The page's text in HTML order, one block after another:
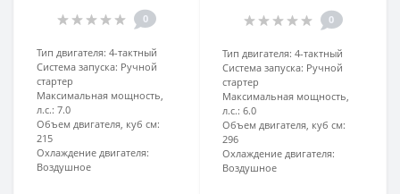
0
Тип двигателя: 4-тактный
Система запуска: Ручной
стартер
Максимальная мощность,
л.с.: 7.0
Объем двигателя, куб см:
215
Охлаждение двигателя:
Воздушное
0
Тип двигателя: 4-тактный
Система запуска: Ручной
стартер
Максимальная мощность,
л.с.: 6.0
Объем двигателя, куб см:
296
Охлаждение двигателя:
Воздушное